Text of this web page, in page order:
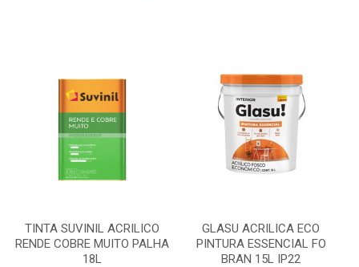
TINTA SUVINIL ACRILICO
RENDE COBRE MUITO PALHA
18L
GLASU ACRILICA ECO
PINTURA ESSENCIAL FO
BRAN 15L IP22